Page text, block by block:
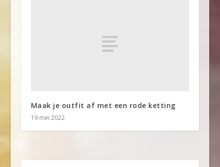
Maak je outfit af met een rode ketting
19 mei 2022